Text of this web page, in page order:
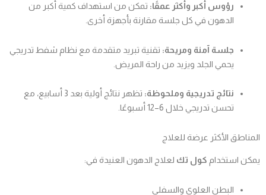
رؤوس أكبر وأكثر عمقًا: تمكن من استهداف كمية أكبر من
الدهون في كل جلسة مقارنة بأجهزة أخرى.
جلسة آمنة ومريحة: تقنية تبريد متقدمة مع نظام شفط تدريجي
يحمي الجلد ويزيد من راحة المريض.
نتائج تدريجية وملحوظة:
تظهر نتائج أولية بعد 3 أسابيع، مع
تحسن تدريجي خلال 6–12 أسبوعًا.
المناطق الأكثر عرضة للعلاج
يمكن استخدام كول تك لعلاج الدهون العنيدة في:
البطن العلوي والسفلي